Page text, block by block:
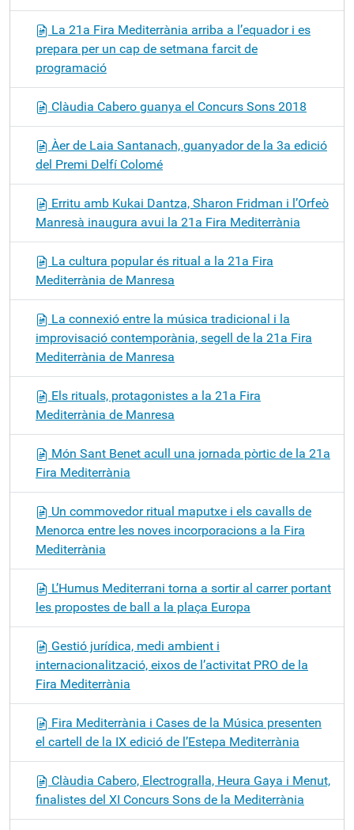
La 21a Fira Mediterrània arriba a l’equador i es
prepara per un cap de setmana farcit de
programació
Clàudia Cabero guanya el Concurs Sons 2018
Àer de Laia Santanach, guanyador de la 3a edició
del Premi Delfí Colomé
Erritu amb Kukai Dantza, Sharon Fridman i l’Orfeò
Manresà inaugura avui la 21a Fira Mediterrània
La cultura popular és ritual a la 21a Fira
Mediterrània de Manresa
La connexió entre la música tradicional i la
improvisació contemporània, segell de la 21a Fira
Mediterrània de Manresa
Els rituals, protagonistes a la 21a Fira
Mediterrània de Manresa
Món Sant Benet acull una jornada pòrtic de la 21a
Fira Mediterrània
Un commovedor ritual maputxe i els cavalls de
Menorca entre les noves incorporacions a la Fira
Mediterrània
L’Humus Mediterrani torna a sortir al carrer portant
les propostes de ball a la plaça Europa
Gestió jurídica, medi ambient i
internacionalització, eixos de l’activitat PRO de la
Fira Mediterrània
Fira Mediterrània i Cases de la Música presenten
el cartell de la IX edició de l’Estepa Mediterrània
Clàudia Cabero, Electrogralla, Heura Gaya i Menut,
finalistes del XI Concurs Sons de la Mediterrània